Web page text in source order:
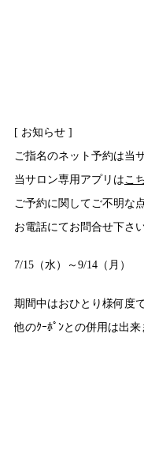
[ お知らせ ]
ご指名のネット予約は当
当サロン専用アプリはこ
ご予約に関してご不明な
お電話にてお問合せ下さ
7/15（水）～9/14（月）
期間中はおひとり様何度
他のｸｰﾎﾟﾝとの併用は出